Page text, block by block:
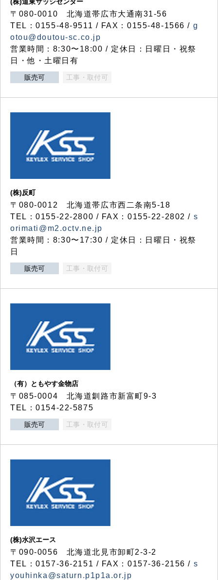
〒080-0010 北海道帯広市大通南31-56
TEL：0155-48-9511 / FAX：0155-48-1566 / g
otou@doutou-sc.co.jp
営業時間：8:30〜18:00 / 定休日：日曜日・祝祭
日・他・土曜日有
販売可 工事・取付可
(株)反町
〒080-0012 北海道帯広市西二条南5-18
TEL：0155-22-2800 / FAX：0155-22-2802 / s
orimati@m2.octv.ne.jp
営業時間：8:30〜17:30 / 定休日：日曜日・祝祭
日
販売可 工事・取付可
（有）ともやす金物店
〒085-0004 北海道釧路市新富町9-3
TEL：0154-22-5875
販売可 工事・取付可
(株)水沢エース
〒090-0056 北海道北見市卸町2-3-2
TEL：0157-36-2151 / FAX：0157-36-2156 / s
youhinka@saturn.p1p1a.or.jp